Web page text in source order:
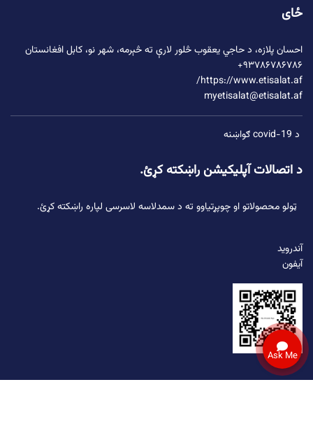
ځای
احسان پلازه، د حاجي یعقوب څلور لارې ته څېرمه، شهر نو، کابل افغانستان
۹۳۷۸۶۷۸۶۷۸۶+
https://www.etisalat.af/
myetisalat@etisalat.af
د covid-19 ګواښنه
د اتصالات آپلیکیشن راښکته کړئ.
ټولو محصولاتو او چوپړتیاوو ته د سمدلاسه لاسرسی لپاره راښکته کړئ.
آندروید
آیفون
Ask Me